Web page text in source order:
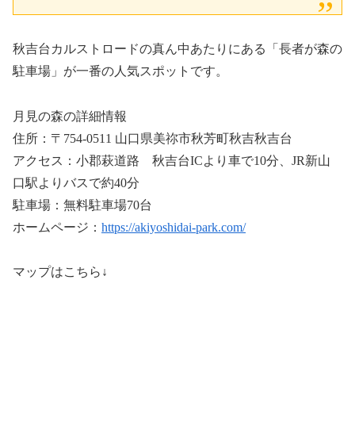
秋吉台カルストロードの真ん中あたりにある「長者が森の
駐車場」が一番の人気スポットです。
月見の森の詳細情報
住所：〒754-0511 山口県美祢市秋芳町秋吉秋吉台
アクセス：小郡萩道路 秋吉台ICより車で10分、JR新山
口駅よりバスで約40分
駐車場：無料駐車場70台
ホームページ： https://akiyoshidai-park.com/
マップはこちら↓